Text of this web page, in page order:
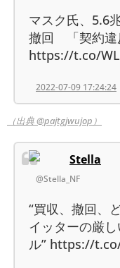
マスク氏、5.6
撤回 「契約違
https://t.co/
2022-07-09 17:24:24
（出典 @pajtgjwujop）
Stella
@Stella_NF
“買収、撤回、
イッターの厳
ル” https://